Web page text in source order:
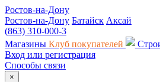
Ростов-на-Дону
Ростов-на-Дону Батайск Аксай
(863) 310-000-3
Магазины Клуб покупателей
Вход или регистрация
Способы связи
×